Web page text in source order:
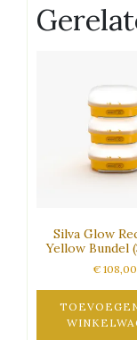
Silva Glow
Yellow Bundel
€108,00